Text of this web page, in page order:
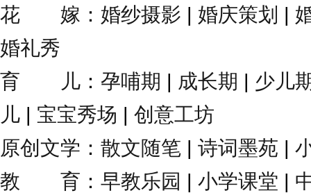
花 嫁 ： 婚纱摄影 | 婚庆策划 |
婚礼秀
育 儿 ： 孕哺期 | 成长期 | 少儿
儿 | 宝宝秀场 | 创意工坊
原创文学 ： 散文随笔 | 诗词墨苑 |
教 育 ： 早教乐园 | 小学课堂 |